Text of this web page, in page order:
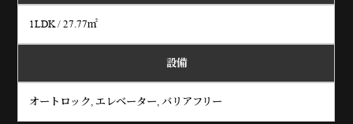
1LDK / 27.77㎡
設備
オートロック, エレベーター, バリアフリー